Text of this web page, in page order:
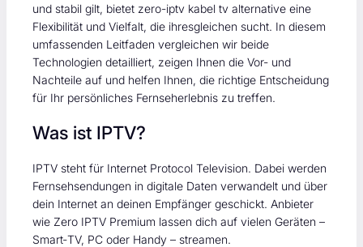
und stabil gilt, bietet zero-iptv kabel tv alternative eine
Flexibilität und Vielfalt, die ihresgleichen sucht. In diesem
umfassenden Leitfaden vergleichen wir beide
Technologien detailliert, zeigen Ihnen die Vor- und
Nachteile auf und helfen Ihnen, die richtige Entscheidung
für Ihr persönliches Fernseherlebnis zu treffen.
Was ist IPTV?
IPTV steht für Internet Protocol Television. Dabei werden
Fernsehsendungen in digitale Daten verwandelt und über
dein Internet an deinen Empfänger geschickt. Anbieter
wie Zero IPTV Premium lassen dich auf vielen Geräten –
Smart‑TV, PC oder Handy – streamen.